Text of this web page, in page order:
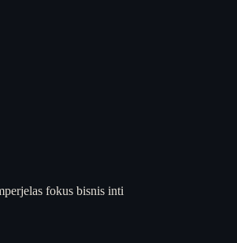
fokus bisnis inti